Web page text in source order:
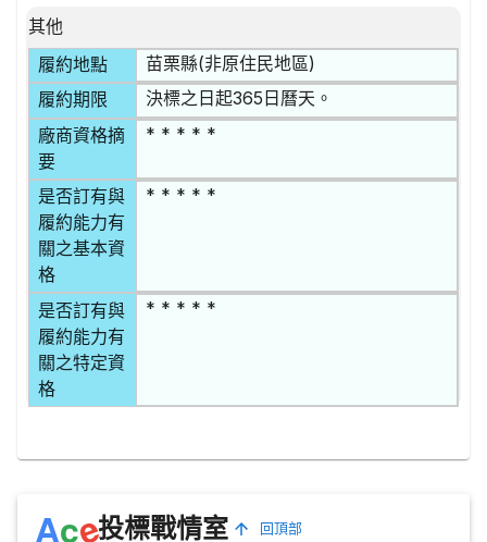
其他
履約地點
苗栗縣(非原住民地區)
履約期限 決標之日起365日曆天。
廠商資格摘
要
* * * * *
是否訂有與
履約能力有
關之基本資
格
* * * * *
是否訂有與
履約能力有
關之特定資
格
* * * * *
Ace投標戰情室 回頂部